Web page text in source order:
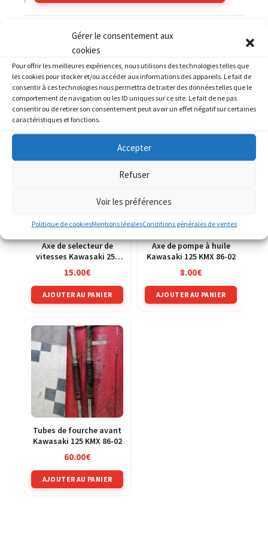
Gérer le consentement aux
cookies
Pour offrir les meilleures expériences, nous utilisons des technologies telles que
les cookies pour stocker et/ou accéder aux informations des appareils. Le fait de
consentir à ces technologies nous permettra de traiter des données telles que le
comportement de navigation ou les ID uniques sur ce site. Le fait de ne pas
consentir ou de retirer son consentement peut avoir un effet négatif sur certaines
caractéristiques et fonctions.
Accepter
Refuser
Voir les préférences
Politique de cookiesMentions légalesConditions générales de ventes
KAWASAKI
PRODUITS SIMILAIRES
Axe de selecteur de
vitesses Kawasaki 250
KXF 04-05
15.00€
AJOUTER AU PANIER
Axe de pompe à huile
Kawasaki 125 KMX 86-02
8.00€
AJOUTER AU PANIER
Tubes de fourche avant
Kawasaki 125 KMX 86-02
60.00€
AJOUTER AU PANIER